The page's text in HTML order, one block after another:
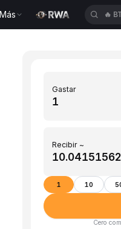
Más 🔥
Gastar
Recibir ~
1 10
Cero